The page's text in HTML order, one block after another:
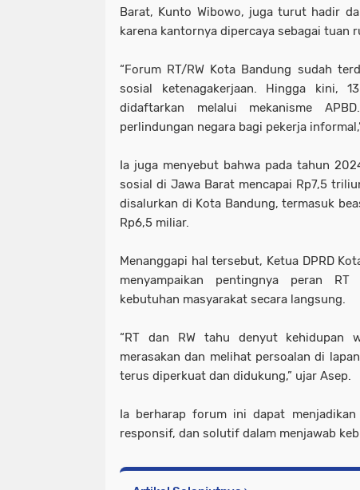
Barat, Kunto Wibowo, juga turut hadir
karena kantornya dipercaya sebagai tuan
“Forum RT/RW Kota Bandung sudah
sosial ketenagakerjaan. Hingga kini,
didaftarkan melalui mekanisme
perlindungan negara bagi pekerja
Ia juga menyebut bahwa pada tahun
sosial di Jawa Barat mencapai Rp7,5
disalurkan di Kota Bandung, termasuk
Rp6,5 miliar.
Menanggapi hal tersebut, Ketua DPRD
menyampaikan pentingnya peran
kebutuhan masyarakat secara langsung.
“RT dan RW tahu denyut kehidupan
merasakan dan melihat persoalan di
terus diperkuat dan didukung,” ujar Asep.
Ia berharap forum ini dapat
responsif, dan solutif dalam menjawab